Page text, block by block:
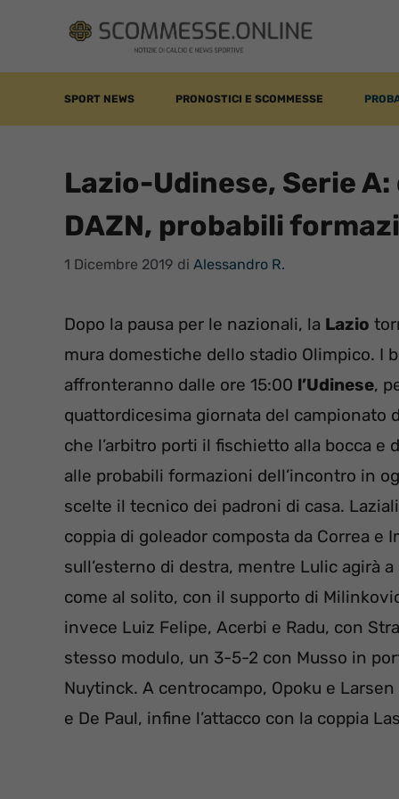
contenuto
SPORT NEWS PRONOSTICI E SCOMMESSE
Lazio-Udinese, Serie
DAZN, probabili
1 Dicembre 2019 di Alessandro R.
Dopo la pausa per le nazionali, la Lazio
mura domestiche dello stadio Olimpico. I
affronteranno dalle ore 15:00 l’Udinese,
quattordicesima giornata del campionato
che l’arbitro porti il fischietto alla bocca e
alle probabili formazioni dell’incontro in
scelte il tecnico dei padroni di casa.
coppia di goleador composta da Correa e
sull’esterno di destra, mentre Lulic agirà
come al solito, con il supporto di
invece Luiz Felipe, Acerbi e Radu, con
stesso modulo, un 3-5-2 con Musso in
Nuytinck. A centrocampo, Opoku e
e De Paul, infine l’attacco con la coppia